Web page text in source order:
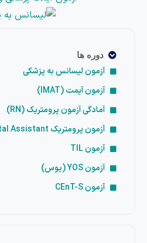
دوره ها
آزمون لیسانس به پزشکی
آزمون آیمت (IMAT)
آمادگی آزمون پرومتریک (RN)
آزمون پرومتریک Dental Assistant
آزمون TIL
آزمون YOS (یوس)
آزمون CEnT-S